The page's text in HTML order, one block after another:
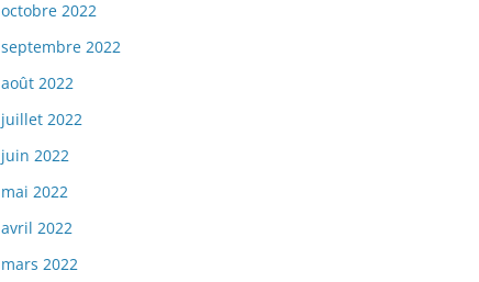
octobre 2022
septembre 2022
août 2022
juillet 2022
juin 2022
mai 2022
avril 2022
mars 2022